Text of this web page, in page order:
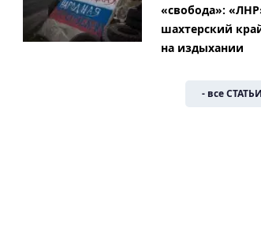
«свобода»:
шахтерский
на издыхании
- все СТАТЬИ